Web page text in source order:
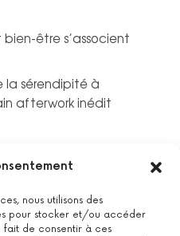
nous utilisons des
pour stocker et/ou accéder
fait de consentir à ces
bien-être s’associent
la sérendipité à
afterwork inédit